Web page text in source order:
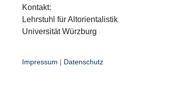
Kontakt:
Lehrstuhl für Altorientalistik
Universität Würzburg
Impressum | Datenschutz